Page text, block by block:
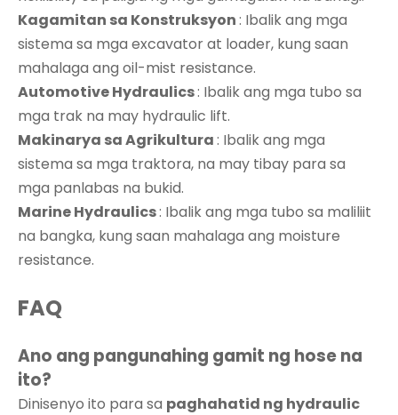
Kagamitan sa Konstruksyon: Ibalik ang mga
sistema sa mga excavator at loader, kung saan
mahalaga ang oil-mist resistance.
Automotive Hydraulics: Ibalik ang mga tubo sa
mga trak na may hydraulic lift.
Makinarya sa Agrikultura: Ibalik ang mga
sistema sa mga traktora, na may tibay para sa
mga panlabas na bukid.
Marine Hydraulics: Ibalik ang mga tubo sa maliliit
na bangka, kung saan mahalaga ang moisture
resistance.
FAQ
Ano ang pangunahing gamit ng hose na
ito?
Dinisenyo ito para sa paghahatid ng hydraulic